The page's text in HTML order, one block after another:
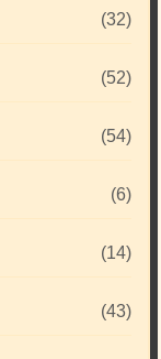
(32)
(52)
(54)
(6)
(14)
(43)